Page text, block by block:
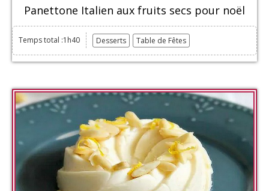
Panettone Italien aux fruits secs pour noël
Temps total :1h40 Desserts Table de Fêtes